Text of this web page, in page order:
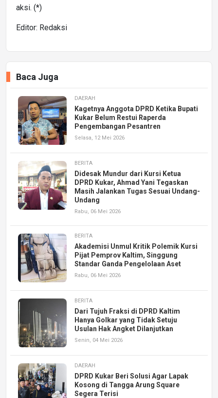
aksi. (*)
Editor: Redaksi
Baca Juga
DAERAH
Kagetnya Anggota DPRD Ketika Bupati
Kukar Belum Restui Raperda
Pengembangan Pesantren
Selasa, 12 Mei 2026
BERITA
Didesak Mundur dari Kursi Ketua
DPRD Kukar, Ahmad Yani Tegaskan
Masih Jalankan Tugas Sesuai Undang-
Undang
Rabu, 06 Mei 2026
BERITA
Akademisi Unmul Kritik Polemik Kursi
Pijat Pemprov Kaltim, Singgung
Standar Ganda Pengelolaan Aset
Rabu, 06 Mei 2026
BERITA
Dari Tujuh Fraksi di DPRD Kaltim
Hanya Golkar yang Tidak Setuju
Usulan Hak Angket Dilanjutkan
Senin, 04 Mei 2026
DAERAH
DPRD Kukar Beri Solusi Agar Lapak
Kosong di Tangga Arung Square
Segera Terisi